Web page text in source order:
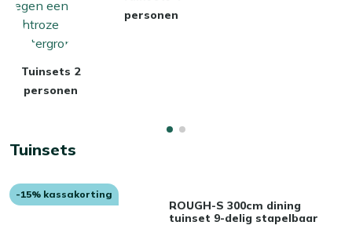
Tuinsets 2
personen
personen
Tuinsets
-15% kassakorting
ROUGH-S 300cm dining
tuinset 9-delig stapelbaar